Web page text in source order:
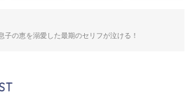
子の恵を溺愛した最期のセリフが泣ける！